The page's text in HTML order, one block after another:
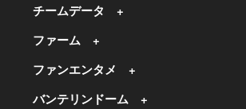
チームデータ
ファーム
ファンエンタメ
バンテリンドーム